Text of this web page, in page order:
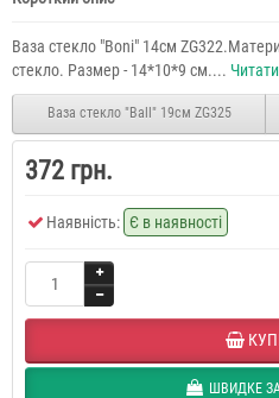
Ваза стекло "Boni" 14см
стекло. Размер - 14*10*9 см....
Ваза стекло "Ball" 19см ZG325
372 грн.
Наявність: Є в наявності
ШВИДКЕ